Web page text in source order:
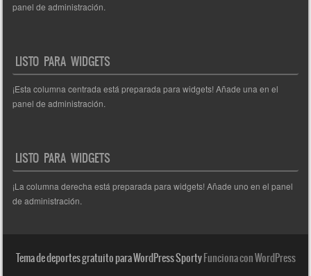
panel de administración.
LISTO PARA WIDGETS
¡Esta columna centrada está preparada para widgets! Añade una en el
panel de administración.
LISTO PARA WIDGETS
¡La columna derecha está preparada para widgets! Añade uno en el panel
de administración.
Tema de deportes gratuito para WordPress SportyFunciona con WordPress